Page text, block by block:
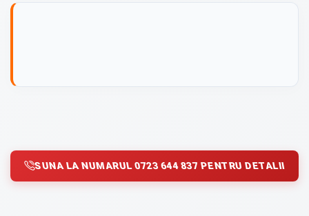
SUNA LA NUMARUL 0723 644 837 PENTRU DETALII